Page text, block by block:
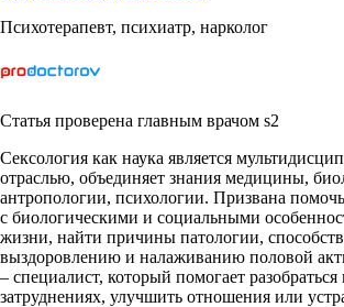
Психотерапевт, психиатр, нарколог
Статья проверена главным врачом s2
Сексология как наука является
отраслью, объединяет знания медицины,
антропологии, психологии. Призвана
с биологическими и социальными
жизни, найти причины патологии,
выздоровлению и налаживанию половой
– специалист, который помогает
затруднениях, улучшить отношения или